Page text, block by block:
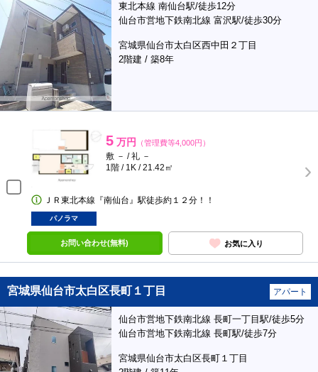
東北本線 南仙台駅/徒歩12分
仙台市営地下鉄南北線 富沢駅/徒歩30分
宮城県仙台市太白区西中田２丁目
2階建 / 築8年
5 万円 （管理費等4,000円）
敷 － / 礼 －
1階 / 1K / 21.42㎡
ＪＲ東北本線『南仙台』駅徒歩約１２分！！
パノラマ
お問い合わせ(無料) お気に入り
宮城県仙台市太白区長町１丁目 アパート
仙台市営地下鉄南北線 長町一丁目駅/徒歩5分
仙台市営地下鉄南北線 長町駅/徒歩7分
宮城県仙台市太白区長町１丁目